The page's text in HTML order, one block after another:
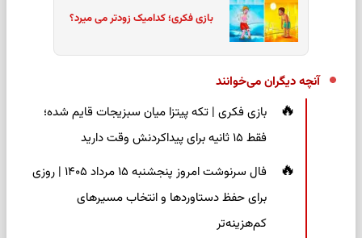
بازی فکری؛ کدامیک زودتر می میرد؟
آنچه دیگران می‌خوانند
بازی فکری | تکه پیتزا میان سبزیجات قایم شده؛
فقط ۱۵ ثانیه برای پیداکردنش وقت دارید
فال سرنوشت امروز پنجشنبه ۱۵ مرداد ۱۴۰۵ | روزی
برای حفظ دستاوردها و انتخاب مسیرهای
کم‌هزینه‌تر